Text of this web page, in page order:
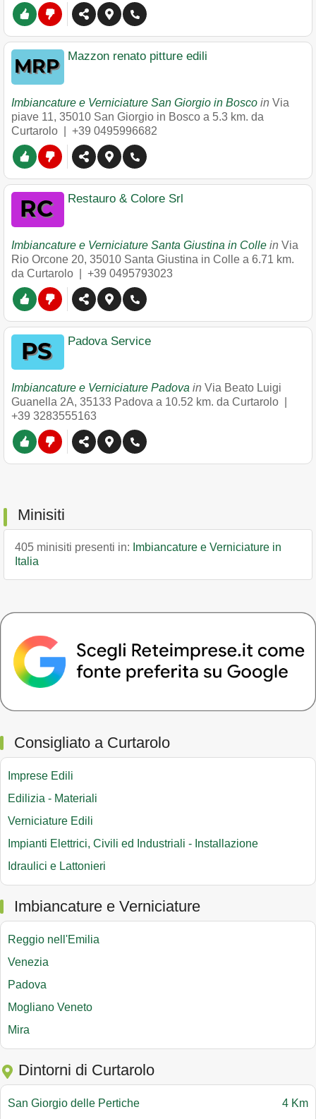
Mazzon renato pitture edili
Imbiancature e Verniciature San Giorgio in Bosco in Via
piave 11, 35010 San Giorgio in Bosco a 5.3 km. da
Curtarolo | +39 0495996682
Restauro & Colore Srl
Imbiancature e Verniciature Santa Giustina in Colle in Via
Rio Orcone 20, 35010 Santa Giustina in Colle a 6.71 km.
da Curtarolo | +39 0495793023
Padova Service
Imbiancature e Verniciature Padova in Via Beato Luigi
Guanella 2A, 35133 Padova a 10.52 km. da Curtarolo |
+39 3283555163
Minisiti
405 minisiti presenti in: Imbiancature e Verniciature in
Italia
Consigliato a Curtarolo
Imprese Edili
Edilizia - Materiali
Verniciature Edili
Impianti Elettrici, Civili ed Industriali - Installazione
Idraulici e Lattonieri
Imbiancature e Verniciature
Reggio nell'Emilia
Venezia
Padova
Mogliano Veneto
Mira
Dintorni di Curtarolo
San Giorgio delle Pertiche
4 Km